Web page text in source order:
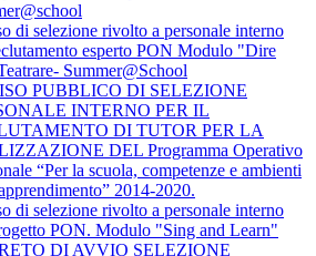
di selezione rivolto a personale interno
esperto PON Modulo "Dire
Summer@School
PUBBLICO DI SELEZIONE
INTERNO PER IL
DI TUTOR PER LA
DEL Programma Operativo
“Per la scuola, competenze e ambienti
2014-2020.
di selezione rivolto a personale interno
PON. Modulo "Sing and Learn"
DI AVVIO SELEZIONE